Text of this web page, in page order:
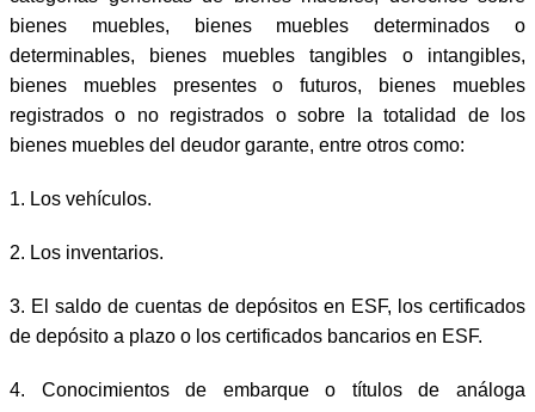
bienes muebles, bienes muebles determinados o
determinables, bienes muebles tangibles o intangibles,
bienes muebles presentes o futuros, bienes muebles
registrados o no registrados o sobre la totalidad de los
bienes muebles del deudor garante, entre otros como:
1. Los vehículos.
2. Los inventarios.
3. El saldo de cuentas de depósitos en ESF, los certificados
de depósito a plazo o los certificados bancarios en ESF.
4. Conocimientos de embarque o títulos de análoga